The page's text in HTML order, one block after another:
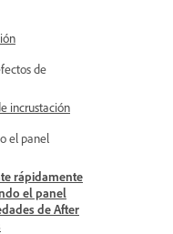
de
incrustación
el panel
rápidamente
el panel
de After